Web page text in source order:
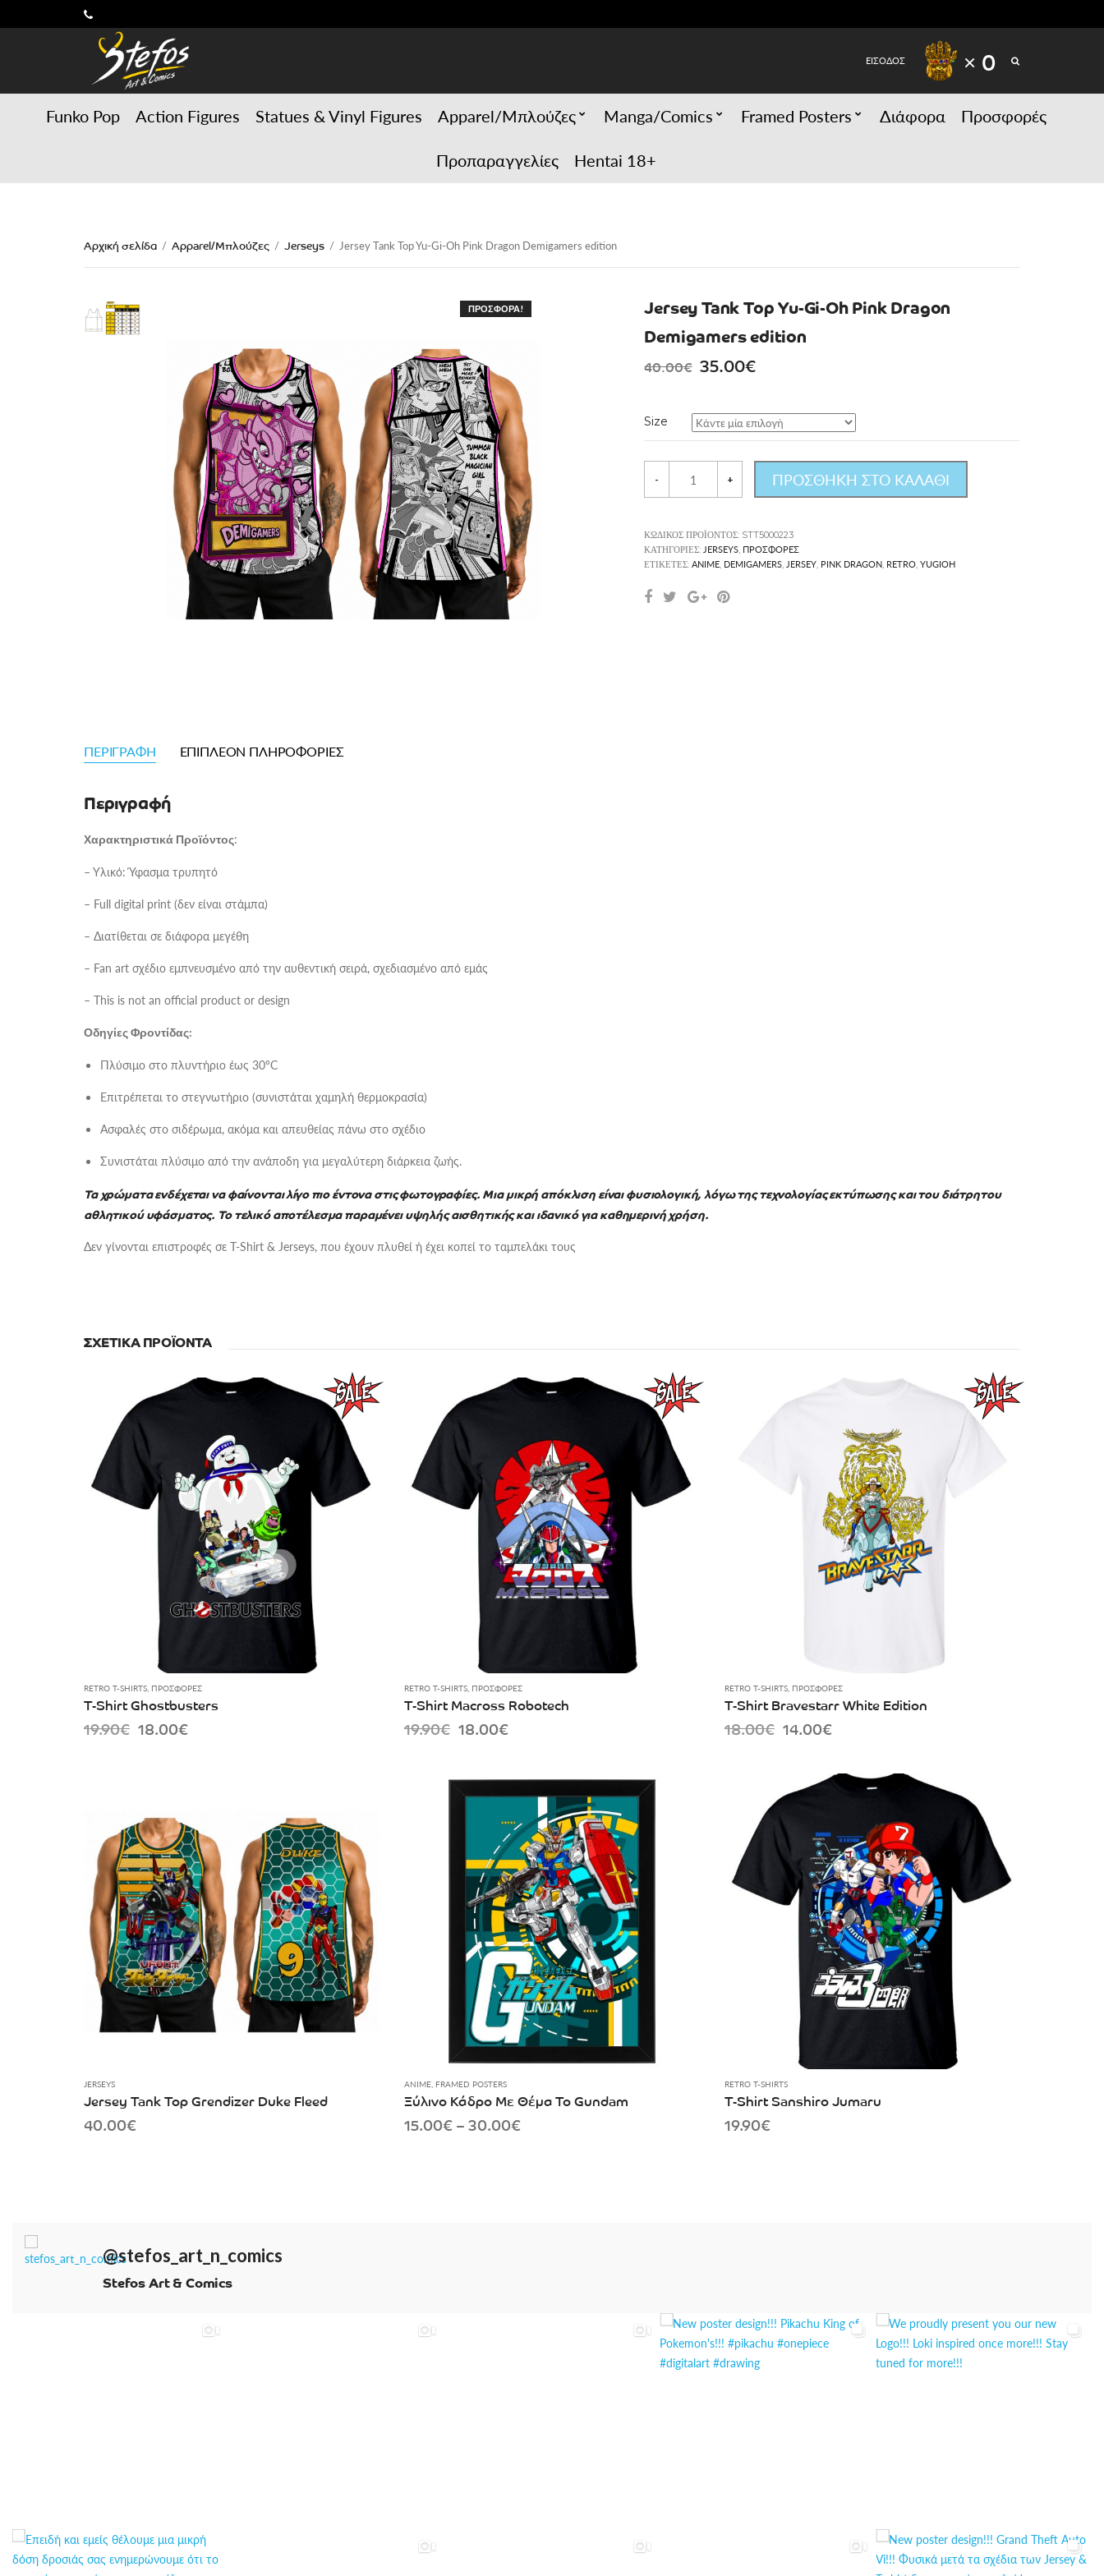
ΕΙΣΟΔΟΣ × 0
Funko Pop Action Figures Statues & Vinyl Figures Apparel/Μπλούζες Manga/Comics Framed Posters Διάφορα
Προσφορές
Προπαραγγελίες
Hentai 18+
Αρχική σελίδα / Apparel/Μπλούζες / Jerseys / Jersey Tank Top Yu-Gi-Oh Pink Dragon Demigamers edition
ΠΡΟΣΦΟΡΆ!
Jersey Tank Top Yu-Gi-Oh Pink Dragon
Demigamers edition
40.00€ Original
was:
40.00€.
35.00€Current
is:
35.00€.
Size
- + ΠΡΟΣΘΗΚΗ ΣΤΟ ΚΑΛΑΘΙ
ΚΩΔΙΚΌΣ ΠΡΟΪΌΝΤΟΣ: STT5000223
ΚΑΤΗΓΟΡΊΕΣ:JERSEYS, ΠΡΟΣΦΟΡΈΣ
ΕΤΙΚΈΤΕΣ:ANIME, DEMIGAMERS,JERSEY, PINK DRAGON, RETRO,YUGIOH
ΠΕΡΙΓΡΑΦΉ ΕΠΙΠΛΈΟΝ ΠΛΗΡΟΦΟΡΊΕΣ
Περιγραφή
Χαρακτηριστικά Προϊόντος:
– Υλικό: Ύφασμα τρυπητό
– Full digital print (δεν είναι στάμπα)
– Διατίθεται σε διάφορα μεγέθη
– Fan art σχέδιο εμπνευσμένο από την αυθεντική σειρά, σχεδιασμένο από εμάς
– This is not an official product or design
Οδηγίες Φροντίδας:
Πλύσιμο στο πλυντήριο έως 30°C
Επιτρέπεται το στεγνωτήριο (συνιστάται χαμηλή θερμοκρασία)
Ασφαλές στο σιδέρωμα, ακόμα και απευθείας πάνω στο σχέδιο
Συνιστάται πλύσιμο από την ανάποδη για μεγαλύτερη διάρκεια ζωής.
Τα χρώματα ενδέχεται να φαίνονται λίγο πιο έντονα στις φωτογραφίες.Μια μικρή απόκλιση είναι φυσιολογική, λόγω της τεχνολογίας εκτύπωσης και του διάτρητου
αθλητικού υφάσματος. Το τελικό αποτέλεσμα παραμένει υψηλής αισθητικής και ιδανικό για καθημερινή χρήση.
Δεν γίνονται επιστροφές σε T-Shirt & Jerseys, που έχουν πλυθεί ή έχει κοπεί το ταμπελάκι τους
ΣΧΕΤΙΚΆ ΠΡΟΪΌΝΤΑ
RETRO T-SHIRTS, ΠΡΟΣΦΟΡΈΣ
T-Shirt Ghostbusters
19.90€ Original
18.00€Current
RETRO T-SHIRTS, ΠΡΟΣΦΟΡΈΣ
T-Shirt Macross Robotech
19.90€ Original
was:
19.90€.
18.00€Current
is:
18.00€.
RETRO T-SHIRTS, ΠΡΟΣΦΟΡΈΣ
T-Shirt Bravestarr White Edition
18.00€ Original
18.00€.
14.00€Current
is:
JERSEYS
Jersey Tank Top Grendizer Duke Fleed
40.00€
ANIME, FRAMED POSTERS
Ξύλινο Κάδρο Με Θέμα Το Gundam
15.00€–30.00€Price
RETRO T-SHIRTS
T-Shirt Sanshiro Jumaru
19.90€
@stefos_art_n_comics
Stefos Art & Comics